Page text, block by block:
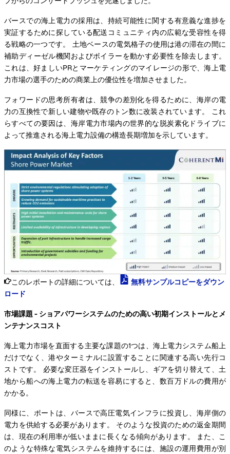
バースでの海上電力の採用は、持続可能性に関する有意義な進捗を
実証するために探している配送コミュニティ内の広範な受容性を得
る戦略の一つです。 土地ベースの電気格子の使用は港の滞在の間に
補助ディーゼル機関およびボイラーを動かす必要性を除去します。
これは、好ましいPRとマーケティングのマイレージの形で、海上電
力市場の選手のための商業上の優位性を増加させました。
フォワードの思考所有者は、競争の差別化を得るために、海岸の電
力の互換性で新しい建物や既存のトン数に改装されています。 これ
らすべての要因は、海岸電力市場内の世界的な脱炭素化ドライブに
よって推進される海上電力設備の構造長期増加を示しています。
このレポートの詳細については、
無料サンプルコピーをダウン
ロード
市場課題 - ショアパワーシステムのための高い初期インストールとメ
ンテナンスコスト
海上電力市場を直面する主要な課題の1つは、海上電力システム船上
だけでなく、港やターミナルに設置することに関連する高い先行コ
ストです。 必要な変圧器をインストールし、ギアを切り替えて、土
地から船への海上電力の転送を容易にすると、数百万ドルの費用が
かかる。
同様に、ポートは、バースで高圧電気インフラに投資し、海岸側の
電力を供給する必要があります。 そのような投資のための返金期間
は、現在の利用率が低いままに長くなる傾向があります。 また、こ
のような特殊な電気システムを維持するには、施設の運用費用が別